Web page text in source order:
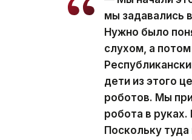
мы задавались
Нужно было
слухом, а
дети из этого
роботов. Мы
робота в
Поскольку